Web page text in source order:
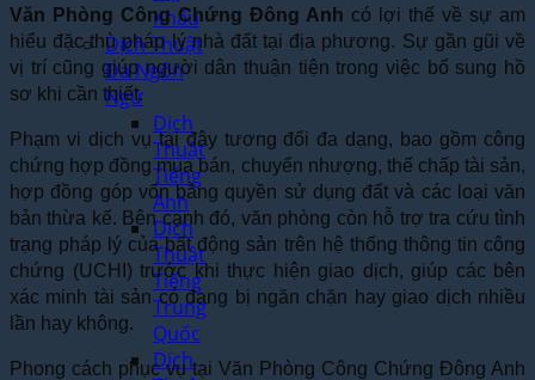
Khẩu
Dịch Thuật
Đa Ngôn
Ngữ
Dịch
Thuật
Tiếng
Anh
Dịch
Thuật
Tiếng
Trung
Quốc
Dịch
Văn Phòng Công Chứng Đông Anh có lợi thế về sự am
hiểu đặc thù pháp lý nhà đất tại địa phương. Sự gần gũi về
vị trí cũng giúp người dân thuận tiện trong việc bổ sung hồ
sơ khi cần thiết.
Phạm vi dịch vụ tại đây tương đối đa dạng, bao gồm công
chứng hợp đồng mua bán, chuyển nhượng, thế chấp tài sản,
hợp đồng góp vốn bằng quyền sử dụng đất và các loại văn
bản thừa kế. Bên cạnh đó, văn phòng còn hỗ trợ tra cứu tình
trạng pháp lý của bất động sản trên hệ thống thông tin công
chứng (UCHI) trước khi thực hiện giao dịch, giúp các bên
xác minh tài sản có đang bị ngăn chặn hay giao dịch nhiều
lần hay không.
Phong cách phục vụ tại Văn Phòng Công Chứng Đông Anh